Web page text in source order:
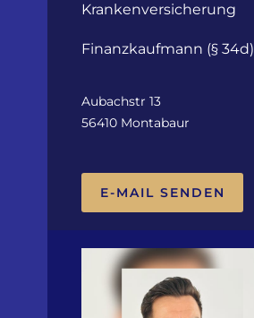
Krankenversicherung
Finanzkaufmann (§ 34d)
Aubachstr 13
56410 Montabaur
E-MAIL SENDEN